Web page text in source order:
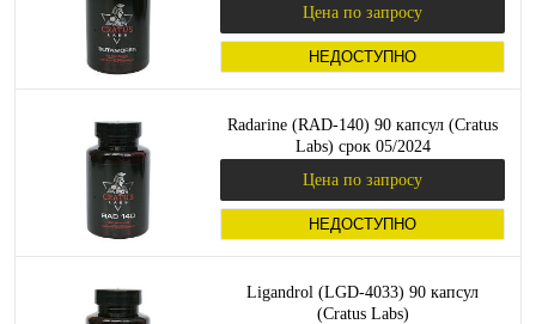
Цена по запросу
НЕДОСТУПНО
Radarine (RAD-140) 90 капсул (Cratus
Labs) срок 05/2024
Цена по запросу
НЕДОСТУПНО
Ligandrol (LGD-4033) 90 капсул
(Cratus Labs)